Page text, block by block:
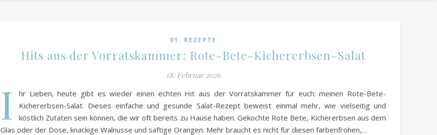
01. REZEPTE
Hits aus der Vorratskammer: Rote-Bete-Kichererbsen-Salat
18. Februar 2026
I
hr Lieben, heute gibt es wieder einen echten Hit aus der Vorratskammer für euch: meinen Rote-Bete-
Kichererbsen-Salat. Dieses einfache und gesunde Salat-Rezept beweist einmal mehr, wie vielseitig und
köstlich Zutaten sein können, die wir oft bereits zu Hause haben. Gekochte Rote Bete, Kichererbsen aus dem
Glas oder der Dose, knackige Walnüsse und saftige Orangen. Mehr braucht es nicht für diesen farbenfrohen,…